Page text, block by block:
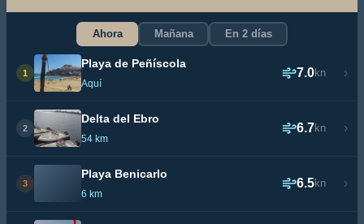
Ahora Mañana En 2 días
1
Playa de Peñíscola
Aquí
7.0kn ›
2
Delta del Ebro
54 km
6.7kn ›
3
Playa Benicarlo
6 km
6.5kn ›